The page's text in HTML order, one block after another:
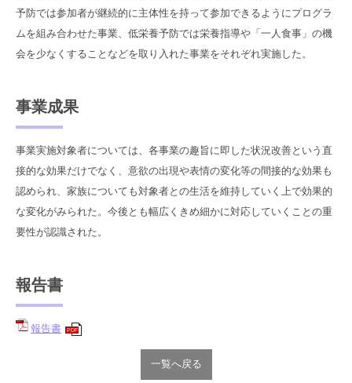
予防では参加者が継続的に主体性を持って参加できるようにプログラ
ムを組み合わせた事業、低栄養予防では栄養指導や「一人食事」の機
会を少なくすることなどを取り入れた事業をそれぞれ実施した。
事業成果
事業実施対象者については、各事業の趣旨に即した状況改善という直
接的な効果だけでなく、意欲の出現や表情の変化等の間接的な効果も
認められ、家族についても対象者との生活を維持していく上で効果的
な変化がみられた。今後とも幅広くきめ細かに対応していくことの重
要性が認識された。
報告書
報告書 PDF
一覧へ戻る